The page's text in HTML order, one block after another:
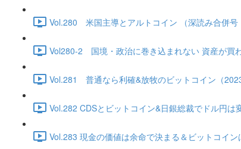
Vol.280 米国主導とアルトコイン （深読み合併
Vol280-2 国境・政治に巻き込まれない 資産が買
Vol.281 普通なら利確&放牧のビットコイン（
Vol.282 CDSとビットコイン&日銀総裁でドル円
Vol.283 現金の価値は余命で決まる＆ビットコイ